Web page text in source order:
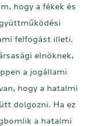
hogy a fékek és
felfogást illeti.
elnöknek,
a jogállami
hogy a hatalmi
dolgozni. Ha ez
a hatalmi